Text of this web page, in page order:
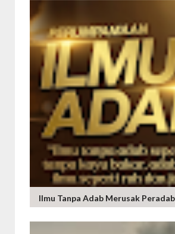
Ilmu Tanpa Adab Merusak